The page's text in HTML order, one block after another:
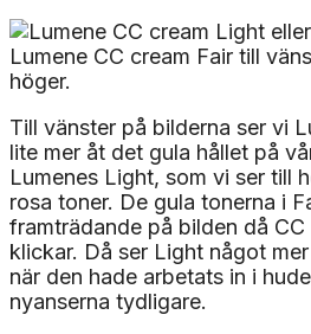
Lumene CC cream Fair till
höger.
Till vänster på bilderna ser vi
lite mer åt det gula hållet på
Lumenes Light, som vi ser till
rosa toner. De gula tonerna i
framträdande på bilden då
klickar. Då ser Light något
när den hade arbetats in i
nyanserna tydligare.